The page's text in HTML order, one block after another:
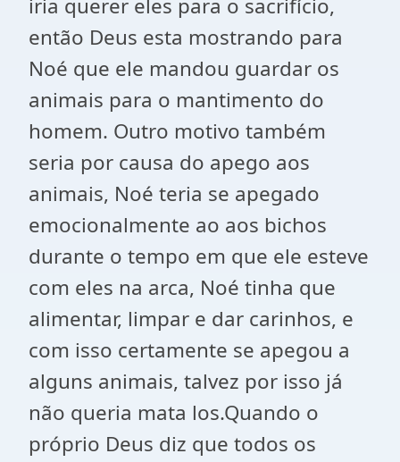
iria querer eles para o sacrifício,
então Deus esta mostrando para
Noé que ele mandou guardar os
animais para o mantimento do
homem. Outro motivo também
seria por causa do apego aos
animais, Noé teria se apegado
emocionalmente ao aos bichos
durante o tempo em que ele esteve
com eles na arca, Noé tinha que
alimentar, limpar e dar carinhos, e
com isso certamente se apegou a
alguns animais, talvez por isso já
não queria mata los.Quando o
próprio Deus diz que todos os